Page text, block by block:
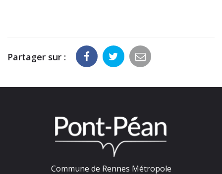
Partager sur :
Commune de Rennes Métropole